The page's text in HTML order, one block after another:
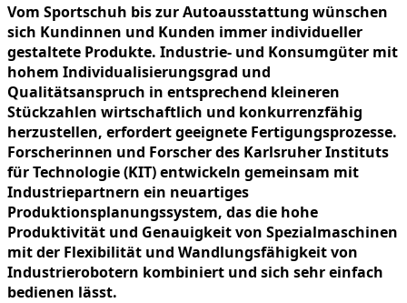
Vom Sportschuh bis zur Autoausstattung wünschen
sich Kundinnen und Kunden immer individueller
gestaltete Produkte. Industrie- und Konsumgüter mit
hohem Individualisierungsgrad und
Qualitätsanspruch in entsprechend kleineren
Stückzahlen wirtschaftlich und konkurrenzfähig
herzustellen, erfordert geeignete Fertigungsprozesse.
Forscherinnen und Forscher des Karlsruher Instituts
für Technologie (KIT) entwickeln gemeinsam mit
Industriepartnern ein neuartiges
Produktionsplanungssystem, das die hohe
Produktivität und Genauigkeit von Spezialmaschinen
mit der Flexibilität und Wandlungsfähigkeit von
Industrierobotern kombiniert und sich sehr einfach
bedienen lässt.